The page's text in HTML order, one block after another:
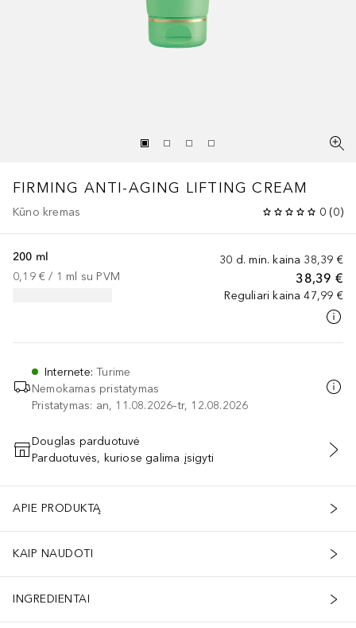
FIRMING ANTI-AGING LIFTING CREAM
Kūno kremas 0 (0)
30 d. min. kaina 38,39 €
38,39 €
Reguliari kaina 47,99 €
200 ml
0,19 € / 1 ml su PVM
Internete:Turime
Nemokamas pristatymas
Pristatymas: an, 11.08.2026–tr, 12.08.2026
PRIDĖTI Į KREPŠELĮ
Douglas parduotuvė
Parduotuvės, kuriose galima įsigyti
APIE PRODUKTĄ
KAIP NAUDOTI
INGREDIENTAI